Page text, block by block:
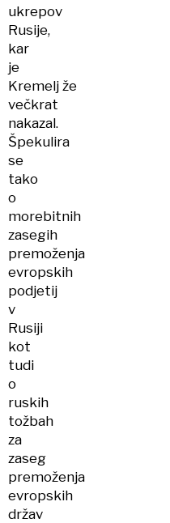
ukrepov
Rusije,
kar
je
Kremelj že
večkrat
nakazal.
Špekulira
se
tako
o
morebitnih
zasegih
premoženja
evropskih
podjetij
v
Rusiji
kot
tudi
o
ruskih
tožbah
za
zaseg
premoženja
evropskih
držav